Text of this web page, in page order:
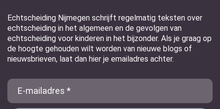
Echtscheiding Nijmegen schrijft regelmatig teksten over
echtscheiding in het algemeen en de gevolgen van
echtscheiding voor kinderen in het bijzonder. Als je graag op
de hoogte gehouden wilt worden van nieuwe blogs of
nieuwsbrieven, laat dan hier je emailadres achter.
E-
Mail